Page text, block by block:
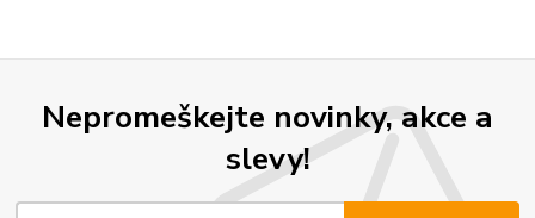
Nepromeškejte novinky, akce a
slevy!